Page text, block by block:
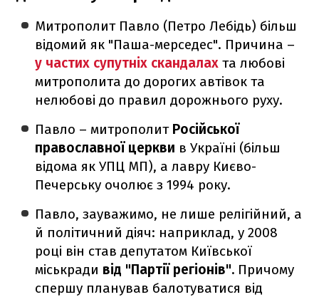
Митрополит Павло (Петро Лебідь) більш
відомий як "Паша-мерседес". Причина –
у частих супутніх скандалах та любові
митрополита до дорогих автівок та
нелюбові до правил дорожнього руху.
Павло – митрополит Російської
православної церкви в Україні (більш
відома як УПЦ МП), а лавру Києво-
Печерську очолює з 1994 року.
Павло, зауважимо, не лише релігійний, а
й політичний діяч: наприклад, у 2008
році він став депутатом Київської
міськради від "Партії регіонів". Причому
спершу планував балотуватися від